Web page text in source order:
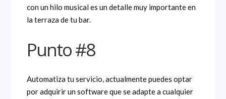
con un hilo musical es un detalle muy importante en
la terraza de tu bar.
Punto #8
Automatiza tu servicio, actualmente puedes optar
por adquirir un software que se adapte a cualquier